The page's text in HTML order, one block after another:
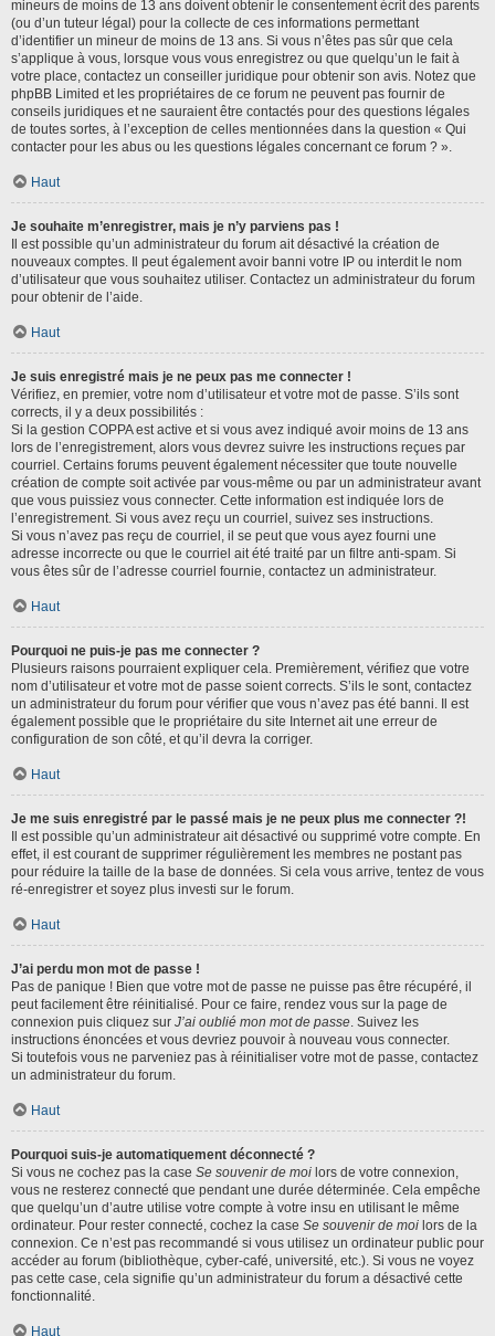
mineurs de moins de 13 ans doivent obtenir le consentement écrit des parents
(ou d’un tuteur légal) pour la collecte de ces informations permettant
d’identifier un mineur de moins de 13 ans. Si vous n’êtes pas sûr que cela
s’applique à vous, lorsque vous vous enregistrez ou que quelqu’un le fait à
votre place, contactez un conseiller juridique pour obtenir son avis. Notez que
phpBB Limited et les propriétaires de ce forum ne peuvent pas fournir de
conseils juridiques et ne sauraient être contactés pour des questions légales
de toutes sortes, à l’exception de celles mentionnées dans la question « Qui
contacter pour les abus ou les questions légales concernant ce forum ? ».
Haut
Je souhaite m’enregistrer, mais je n’y parviens pas !
Il est possible qu’un administrateur du forum ait désactivé la création de
nouveaux comptes. Il peut également avoir banni votre IP ou interdit le nom
d’utilisateur que vous souhaitez utiliser. Contactez un administrateur du forum
pour obtenir de l’aide.
Haut
Je suis enregistré mais je ne peux pas me connecter !
Vérifiez, en premier, votre nom d’utilisateur et votre mot de passe. S’ils sont
corrects, il y a deux possibilités :
Si la gestion COPPA est active et si vous avez indiqué avoir moins de 13 ans
lors de l’enregistrement, alors vous devrez suivre les instructions reçues par
courriel. Certains forums peuvent également nécessiter que toute nouvelle
création de compte soit activée par vous-même ou par un administrateur avant
que vous puissiez vous connecter. Cette information est indiquée lors de
l’enregistrement. Si vous avez reçu un courriel, suivez ses instructions.
Si vous n’avez pas reçu de courriel, il se peut que vous ayez fourni une
adresse incorrecte ou que le courriel ait été traité par un filtre anti-spam. Si
vous êtes sûr de l’adresse courriel fournie, contactez un administrateur.
Haut
Pourquoi ne puis-je pas me connecter ?
Plusieurs raisons pourraient expliquer cela. Premièrement, vérifiez que votre
nom d’utilisateur et votre mot de passe soient corrects. S’ils le sont, contactez
un administrateur du forum pour vérifier que vous n’avez pas été banni. Il est
également possible que le propriétaire du site Internet ait une erreur de
configuration de son côté, et qu’il devra la corriger.
Haut
Je me suis enregistré par le passé mais je ne peux plus me connecter ?!
Il est possible qu’un administrateur ait désactivé ou supprimé votre compte. En
effet, il est courant de supprimer régulièrement les membres ne postant pas
pour réduire la taille de la base de données. Si cela vous arrive, tentez de vous
ré-enregistrer et soyez plus investi sur le forum.
Haut
J’ai perdu mon mot de passe !
Pas de panique ! Bien que votre mot de passe ne puisse pas être récupéré, il
peut facilement être réinitialisé. Pour ce faire, rendez vous sur la page de
connexion puis cliquez sur J’ai oublié mon mot de passe. Suivez les
instructions énoncées et vous devriez pouvoir à nouveau vous connecter.
Si toutefois vous ne parveniez pas à réinitialiser votre mot de passe, contactez
un administrateur du forum.
Haut
Pourquoi suis-je automatiquement déconnecté ?
Si vous ne cochez pas la case Se souvenir de moi lors de votre connexion,
vous ne resterez connecté que pendant une durée déterminée. Cela empêche
que quelqu’un d’autre utilise votre compte à votre insu en utilisant le même
ordinateur. Pour rester connecté, cochez la case Se souvenir de moi lors de la
connexion. Ce n’est pas recommandé si vous utilisez un ordinateur public pour
accéder au forum (bibliothèque, cyber-café, université, etc.). Si vous ne voyez
pas cette case, cela signifie qu’un administrateur du forum a désactivé cette
fonctionnalité.
Haut